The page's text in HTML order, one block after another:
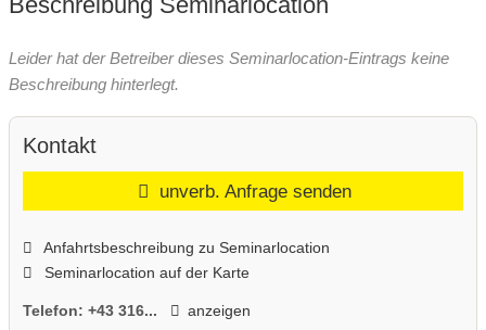
Leider hat der Betreiber dieses Seminarlocation-Eintrags keine
Beschreibung hinterlegt.
Kontakt
unverb. Anfrage senden
Anfahrtsbeschreibung zu Seminarlocation
Seminarlocation auf der Karte
Telefon: +43 316... anzeigen